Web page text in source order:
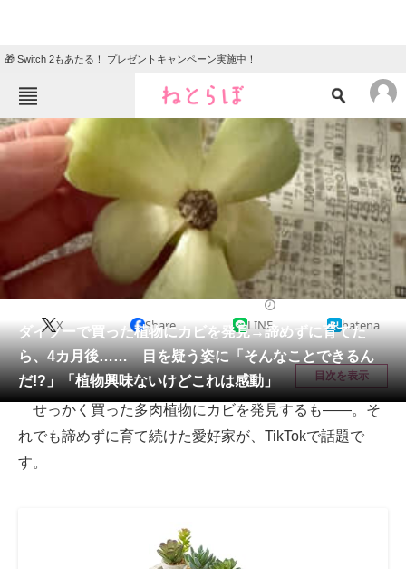
🎁 Switch 2もあたる！ プレゼントキャンペーン実施中！
ねとらぼメニュー
TOP
クイズ
グルメ 地域
住まい 教育・育児
リサーチ
会員記事
メディア
注目記事を集めた総合ページ
ITの今と未来を見通す
好きが集まる 比べて選べる
ダイソーで買った植物にカビを発見→諦めずに育てた
ら、4カ月後…… 目を疑う姿に「そんなことできるん
だ!?」「植物興味ないけどこれは感動」
X Share LINE hatena
目次を表示
せっかく買った多肉植物にカビを発見するも――。そ
れでも諦めずに育て続けた愛好家が、TikTokで話題で
す。